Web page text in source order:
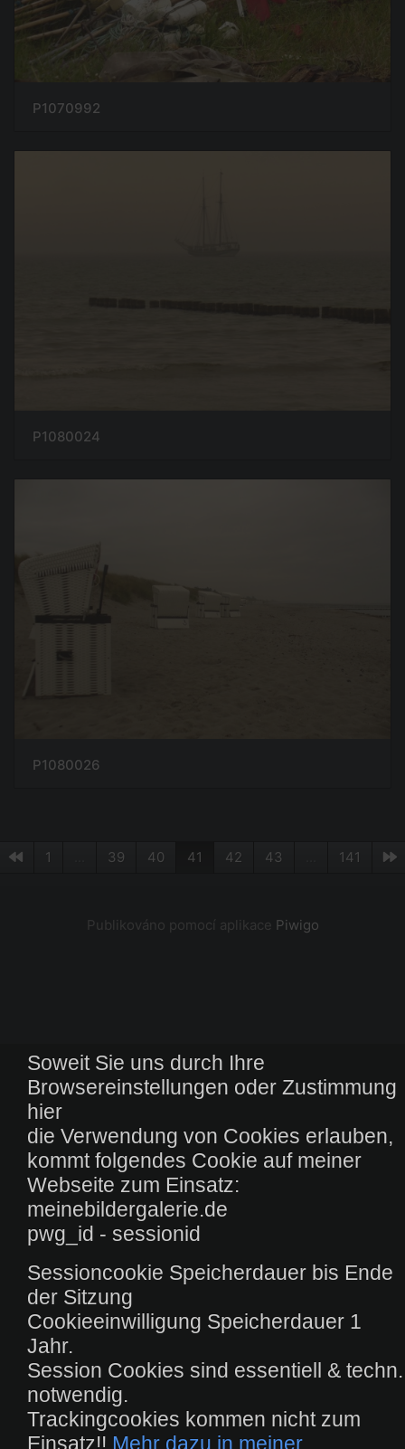
Soweit Sie uns durch Ihre
Browsereinstellungen oder Zustimmung
hier
die Verwendung von Cookies erlauben,
kommt folgendes Cookie auf meiner
Webseite zum Einsatz:
meinebildergalerie.de
pwg_id - sessionid
Sessioncookie Speicherdauer bis Ende
der Sitzung
Cookieeinwilligung Speicherdauer 1
Jahr.
Session Cookies sind essentiell & techn.
notwendig.
Trackingcookies kommen nicht zum
Einsatz!! Mehr dazu in meiner
P1070992
P1080024
P1080026
1 39 40 41 42 43 141
Publikováno pomocí aplikace Piwigo